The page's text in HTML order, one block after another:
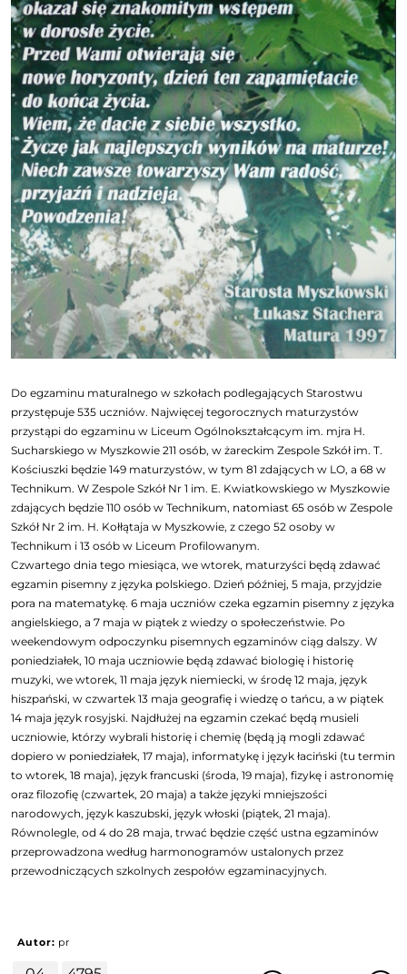
Do egzaminu maturalnego w szkołach podlegających Starostwu
przystępuje 535 uczniów. Najwięcej tegorocznych maturzystów
przystąpi do egzaminu w Liceum Ogólnokształcącym im. mjra H.
Sucharskiego w Myszkowie 211 osób, w żareckim Zespole Szkół im. T.
Kościuszki będzie 149 maturzystów, w tym 81 zdających w LO, a 68 w
Technikum. W Zespole Szkół Nr 1 im. E. Kwiatkowskiego w Myszkowie
zdających będzie 110 osób w Technikum, natomiast 65 osób w Zespole
Szkół Nr 2 im. H. Kołłątaja w Myszkowie, z czego 52 osoby w
Technikum i 13 osób w Liceum Profilowanym.
Czwartego dnia tego miesiąca, we wtorek, maturzyści będą zdawać
egzamin pisemny z języka polskiego. Dzień później, 5 maja, przyjdzie
pora na matematykę. 6 maja uczniów czeka egzamin pisemny z języka
angielskiego, a 7 maja w piątek z wiedzy o społeczeństwie. Po
weekendowym odpoczynku pisemnych egzaminów ciąg dalszy. W
poniedziałek, 10 maja uczniowie będą zdawać biologię i historię
muzyki, we wtorek, 11 maja język niemiecki, w środę 12 maja, język
hiszpański, w czwartek 13 maja geografię i wiedzę o tańcu, a w piątek
14 maja język rosyjski. Najdłużej na egzamin czekać będą musieli
uczniowie, którzy wybrali historię i chemię (będą ją mogli zdawać
dopiero w poniedziałek, 17 maja), informatykę i język łaciński (tu termin
to wtorek, 18 maja), język francuski (środa, 19 maja), fizykę i astronomię
oraz filozofię (czwartek, 20 maja) a także języki mniejszości
narodowych, język kaszubski, język włoski (piątek, 21 maja).
Równolegle, od 4 do 28 maja, trwać będzie część ustna egzaminów
przeprowadzona według harmonogramów ustalonych przez
przewodniczących szkolnych zespołów egzaminacyjnych.
Autor: pr